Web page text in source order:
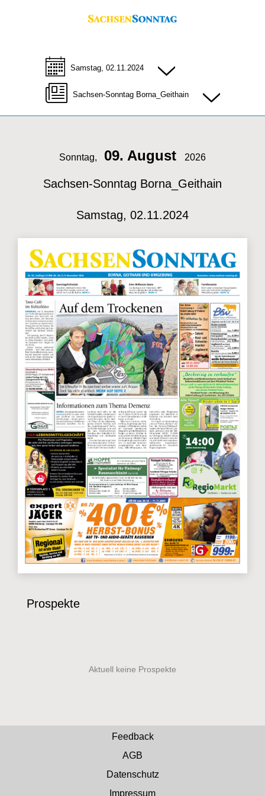
Samstag, 02.11.2024
Sachsen-Sonntag Borna_Geithain
Sonntag, 09. August 2026
Sachsen-Sonntag Borna_Geithain
Samstag, 02.11.2024
Prospekte
Feedback
AGB
Datenschutz
Impressum